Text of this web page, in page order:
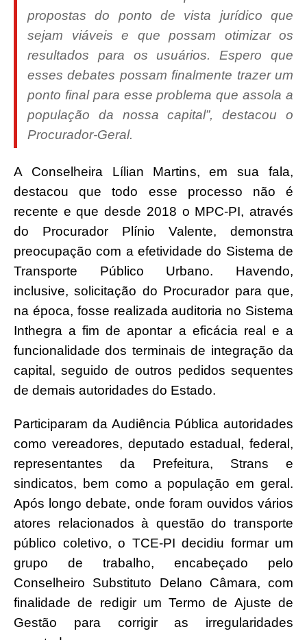
propostas do ponto de vista jurídico que
sejam viáveis e que possam otimizar os
resultados para os usuários. Espero que
esses debates possam finalmente trazer um
ponto final para esse problema que assola a
população da nossa capital”, destacou o
Procurador-Geral.
A Conselheira Lílian Martins, em sua fala,
destacou que todo esse processo não é
recente e que desde 2018 o MPC-PI, através
do Procurador Plínio Valente, demonstra
preocupação com a efetividade do Sistema de
Transporte Público Urbano. Havendo,
inclusive, solicitação do Procurador para que,
na época, fosse realizada auditoria no Sistema
Inthegra a fim de apontar a eficácia real e a
funcionalidade dos terminais de integração da
capital, seguido de outros pedidos sequentes
de demais autoridades do Estado.
Participaram da Audiência Pública autoridades
como vereadores, deputado estadual, federal,
representantes da Prefeitura, Strans e
sindicatos, bem como a população em geral.
Após longo debate, onde foram ouvidos vários
atores relacionados à questão do transporte
público coletivo, o TCE-PI decidiu formar um
grupo de trabalho, encabeçado pelo
Conselheiro Substituto Delano Câmara, com
finalidade de redigir um Termo de Ajuste de
Gestão para corrigir as irregularidades